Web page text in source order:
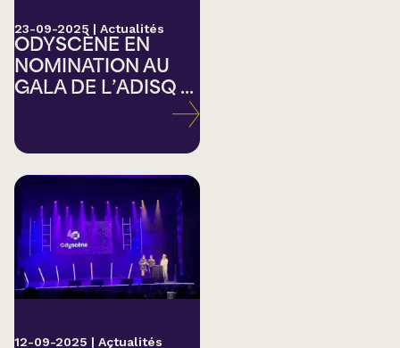
23-09-2025 | Actualités
ODYSCÈNE EN
NOMINATION AU
GALA DE L’ADISQ ...
12-09-2025 | Actualités